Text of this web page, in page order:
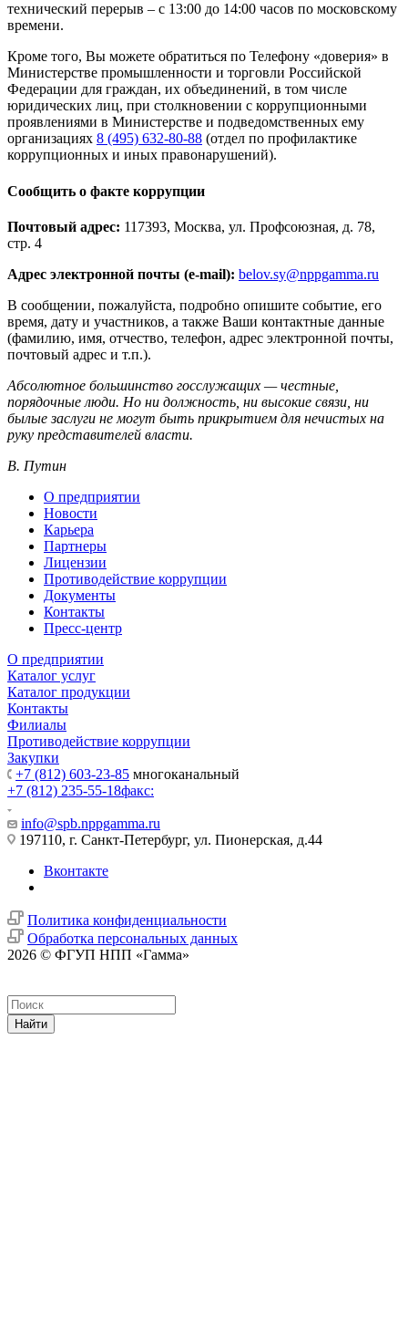
технический перерыв – с 13:00 до 14:00 часов по московскому
времени.
Кроме того, Вы можете обратиться по Телефону «доверия» в
Министерстве промышленности и торговли Российской
Федерации для граждан, их объединений, в том числе
юридических лиц, при столкновении с коррупционными
проявлениями в Министерстве и подведомственных ему
организациях 8 (495) 632-80-88 (отдел по профилактике
коррупционных и иных правонарушений).
Сообщить о факте коррупции
Почтовый адрес: 117393, Москва, ул. Профсоюзная, д. 78,
стр. 4
Адрес электронной почты (e-mail): belov.sy@nppgamma.ru
В сообщении, пожалуйста, подробно опишите событие, его
время, дату и участников, а также Ваши контактные данные
(фамилию, имя, отчество, телефон, адрес электронной почты,
почтовый адрес и т.п.).
Абсолютное большинство госслужащих — честные,
порядочные люди. Но ни должность, ни высокие связи, ни
былые заслуги не могут быть прикрытием для нечистых на
руку представителей власти.
В. Путин
О предприятии
Новости
Карьера
Партнеры
Лицензии
Противодействие коррупции
Документы
Контакты
Пресс-центр
О предприятии
Каталог услуг
Каталог продукции
Контакты
Филиалы
Противодействие коррупции
Закупки
+7 (812) 603-23-85 многоканальный
+7 (812) 235-55-18факс:
info@spb.nppgamma.ru
197110, г. Санкт-Петербург, ул. Пионерская, д.44
Вконтакте
Политика конфиденциальности
Обработка персональных данных
2026 © ФГУП НПП «Гамма»
Найти